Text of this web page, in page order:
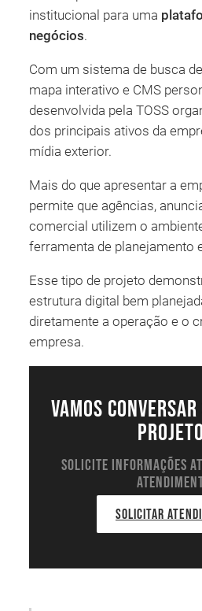
institucional para uma
negócios.
Com um sistema de busca
mapa interativo e CMS
desenvolvida pela TOSS
dos principais ativos da
mídia exterior.
Mais do que apresentar a
permite que agências,
comercial utilizem o
ferramenta de planejamento
Esse tipo de projeto
estrutura digital bem
diretamente a operação e o
empresa.
Vamos
Solicite informações
SOLICITAR